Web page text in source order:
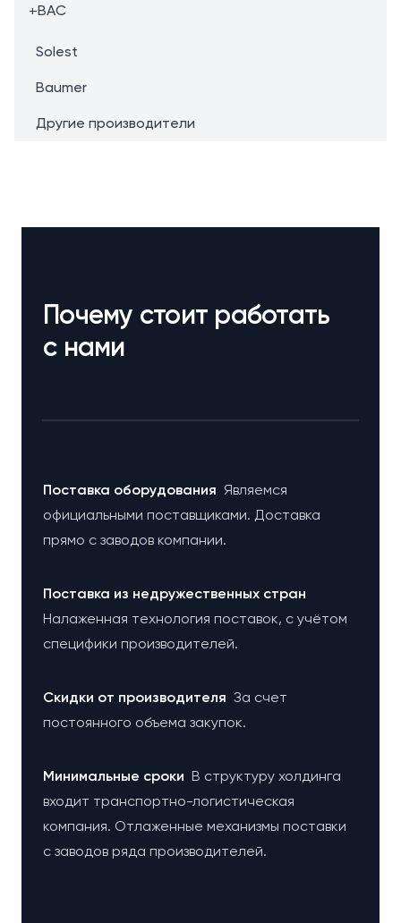
+BAC
Solest
Baumer
Другие производители
Почему стоит работать
с нами
Поставка оборудования Являемся
официальными поставщиками. Доставка
прямо с заводов компании.
Поставка из недружественных стран
Налаженная технология поставок, с учётом
специфики производителей.
Cкидки от производителя За счет
постоянного объема закупок.
Минимальные сроки В структуру холдинга
входит транспортно-логистическая
компания. Отлаженные механизмы поставки
с заводов ряда производителей.